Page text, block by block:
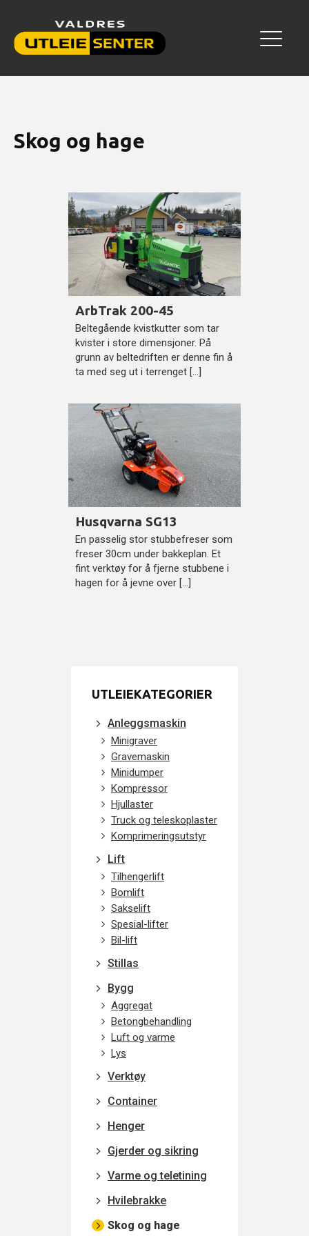
UTLEIEKATEGORIER
Anleggsmaskin
Minigraver
Gravemaskin
Minidumper
Kompressor
Hjullaster
Truck og teleskoplaster
Komprimeringsutstyr
Lift
Tilhengerlift
Bomlift
Sakselift
Spesial-lifter
Bil-lift
Stillas
Bygg
Aggregat
Betongbehandling
Luft og varme
Lys
Verktøy
Container
Henger
Gjerder og sikring
Varme og teletining
Hvilebrakke
Skog og hage
Skog og hage
ArbTrak 200-45
Beltegående kvistkutter som tar
kvister i store dimensjoner. På
grunn av beltedriften er denne fin å
ta med seg ut i terrenget […]
Husqvarna SG13
En passelig stor stubbefreser som
freser 30cm under bakkeplan. Et
fint verktøy for å fjerne stubbene i
hagen for å jevne over […]